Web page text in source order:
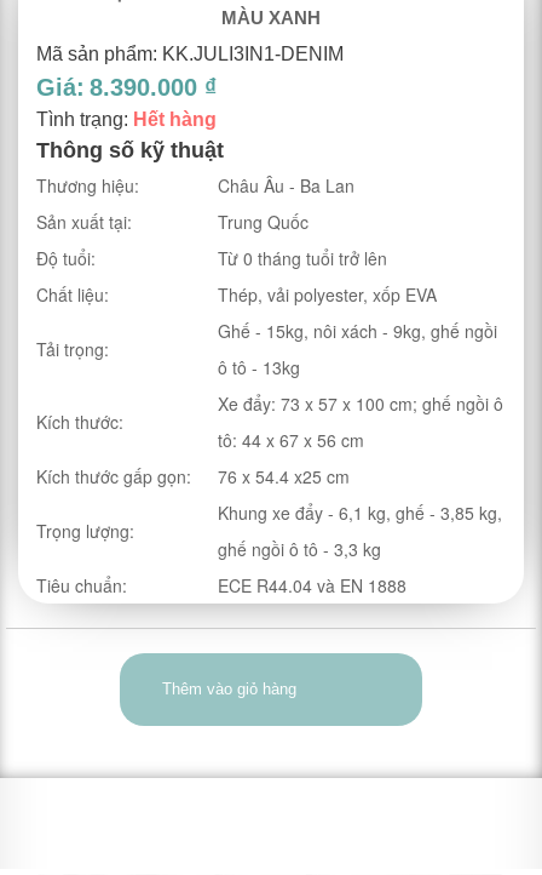
MÀU XANH
Mã sản phẩm: KK.JULI3IN1-DENIM
Giá: 8.390.000 ₫
Tình trạng: Hết hàng
Thông số kỹ thuật
Thương hiệu:
Châu Âu - Ba Lan
Sản xuất tại:
Trung Quốc
Độ tuổi:
Từ 0 tháng tuổi trở lên
Chất liệu:
Thép, vải polyester, xốp EVA
Tải trọng:
Ghế - 15kg, nôi xách - 9kg, ghế ngồi
ô tô - 13kg
Kích thước:
Xe đẩy: 73 x 57 x 100 cm; ghế ngồi ô
tô: 44 x 67 x 56 cm
Kích thước gấp gọn:
76 x 54.4 x25 cm
Trọng lượng:
Khung xe đẩy - 6,1 kg, ghế - 3,85 kg,
ghế ngồi ô tô - 3,3 kg
Tiêu chuẩn:
ECE R44.04 và EN 1888
Thêm vào giỏ hàng